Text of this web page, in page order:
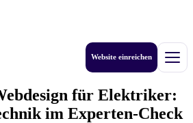
Website einreichen Menü
für Elektriker:
im Experten-Check